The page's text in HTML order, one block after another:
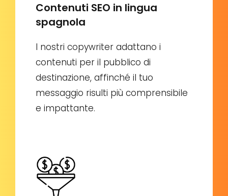
Contenuti SEO in lingua
spagnola
I nostri copywriter adattano i
contenuti per il pubblico di
destinazione, affinché il tuo
messaggio risulti più comprensibile
e impattante.